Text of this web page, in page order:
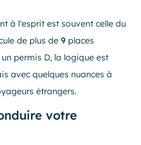
à l'esprit est souvent celle du
de plus de9 places
permis D, la logique est
avec quelques nuances à
étrangers.
votre